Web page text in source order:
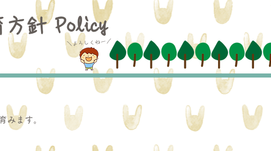
方針 Policy
みます。
＼よろしくねー／